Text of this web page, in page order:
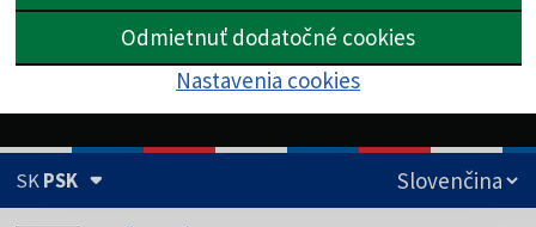
Odmietnuť dodatočné cookies
Nastavenia cookies
SKPSK